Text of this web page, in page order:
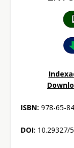
ISBN: 978-65-
DOI: 10.29327/